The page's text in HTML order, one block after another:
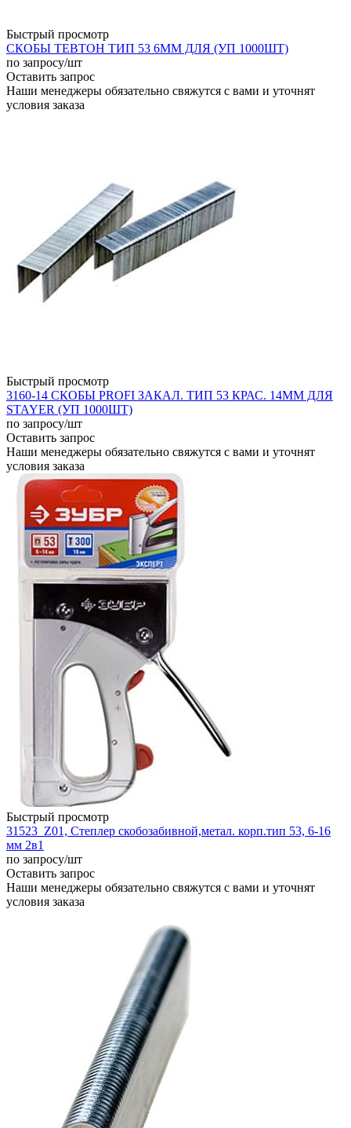
Быстрый просмотр
СКОБЫ ТЕВТОН ТИП 53 6ММ ДЛЯ (УП 1000ШТ)
по запросу/шт
Оставить запрос
Наши менеджеры обязательно свяжутся с вами и уточнят
условия заказа
Быстрый просмотр
3160-14 СКОБЫ PROFI ЗАКАЛ. ТИП 53 КРАС. 14ММ ДЛЯ
STAYER (УП 1000ШТ)
по запросу/шт
Оставить запрос
Наши менеджеры обязательно свяжутся с вами и уточнят
условия заказа
Быстрый просмотр
31523_Z01, Степлер скобозабивной,метал. корп.тип 53, 6-16
мм 2в1
по запросу/шт
Оставить запрос
Наши менеджеры обязательно свяжутся с вами и уточнят
условия заказа